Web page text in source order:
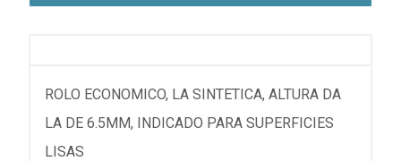
ROLO ECONOMICO, LA SINTETICA, ALTURA DA
LA DE 6.5MM, INDICADO PARA SUPERFICIES
LISAS